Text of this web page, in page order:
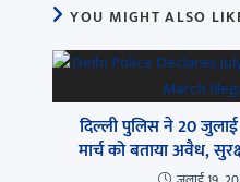
YOU MIGHT ALSO
दिल्ली पुलिस ने 20
मार्च को बताया अवैध,